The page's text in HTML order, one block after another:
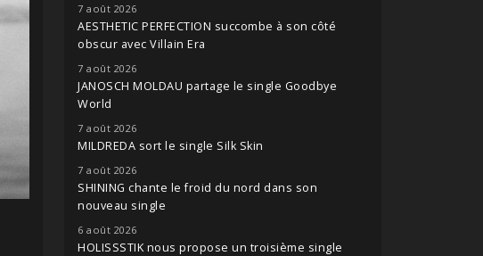
7 août 2026
AESTHETIC PERFECTION succombe à son côté
obscur avec Villain Era
7 août 2026
JANOSCH MOLDAU partage le single Goodbye
World
7 août 2026
MILDREDA sort le single Silk Skin
7 août 2026
SHINING chante le froid du nord dans son
nouveau single
6 août 2026
HOLISSSTIK nous propose un troisième single